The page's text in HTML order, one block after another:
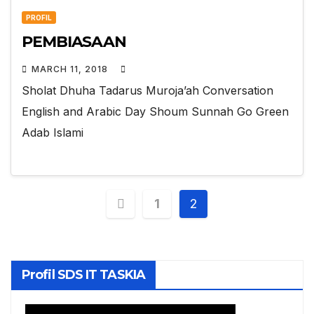
PROFIL
PEMBIASAAN
MARCH 11, 2018
Sholat Dhuha Tadarus Muroja’ah Conversation
English and Arabic Day Shoum Sunnah Go Green
Adab Islami
Posts
1 2
Profil SDS IT TASKIA